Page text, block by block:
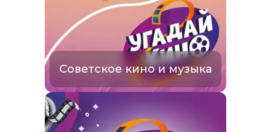
Советское кино и музыка